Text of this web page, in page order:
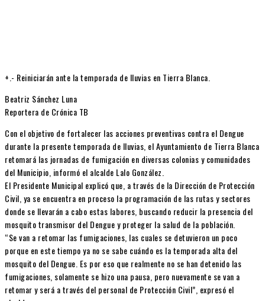
+.- Reiniciarán ante la temporada de lluvias en Tierra Blanca.
Beatriz Sánchez Luna
Reportera de Crónica TB
Con el objetivo de fortalecer las acciones preventivas contra el Dengue
durante la presente temporada de lluvias, el Ayuntamiento de Tierra Blanca
retomará las jornadas de fumigación en diversas colonias y comunidades
del Municipio, informó el alcalde Lalo González.
El Presidente Municipal explicó que, a través de la Dirección de Protección
Civil, ya se encuentra en proceso la programación de las rutas y sectores
donde se llevarán a cabo estas labores, buscando reducir la presencia del
mosquito transmisor del Dengue y proteger la salud de la población.
“Se van a retomar las fumigaciones, las cuales se detuvieron un poco
porque en este tiempo ya no se sabe cuándo es la temporada alta del
mosquito del Dengue. Es por eso que realmente no se han detenido las
fumigaciones, solamente se hizo una pausa, pero nuevamente se van a
retomar y será a través del personal de Protección Civil”, expresó el